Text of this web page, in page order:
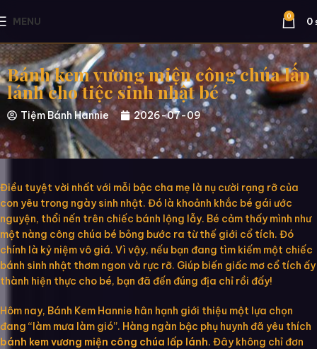
MENU 0 0
Bánh kem vương miện công chúa lấp
lánh cho tiệc sinh nhật bé
Tiệm Bánh Hannie 2026-07-09
Điều tuyệt vời nhất với mỗi bậc cha mẹ là nụ cười rạng rỡ của
con yêu trong ngày sinh nhật. Đó là khoảnh khắc bé gái ước
nguyện, thổi nến trên chiếc bánh lộng lẫy. Bé cảm thấy mình như
một nàng công chúa bé bỏng bước ra từ thế giới cổ tích. Đó
chính là kỷ niệm vô giá. Vì vậy, nếu bạn đang tìm kiếm một chiếc
bánh sinh nhật thơm ngon và rực rỡ. Giúp biến giấc mơ cổ tích ấy
thành hiện thực cho bé, bạn đã đến đúng địa chỉ rồi đấy!
Hôm nay, Bánh Kem Hannie hân hạnh giới thiệu một lựa chọn
đang “làm mưa làm gió”. Hàng ngàn bậc phụ huynh đã yêu thích
bánh kem vương miện công chúa lấp lánh. Đây không chỉ đơn